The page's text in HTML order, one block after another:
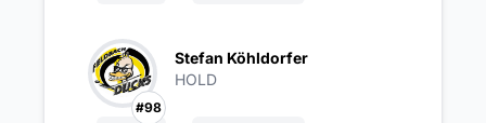
#98
Stefan Köhldorfer
HOLD